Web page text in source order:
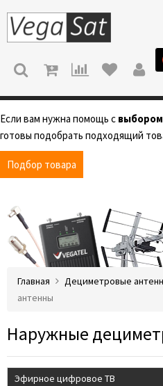
МЕНЮ
Если вам нужна помощь с
готовы подобрать подходящий
Подбор товара
Главная Дециметровые
антенны
Наружные
Эфирное цифровое ТВ